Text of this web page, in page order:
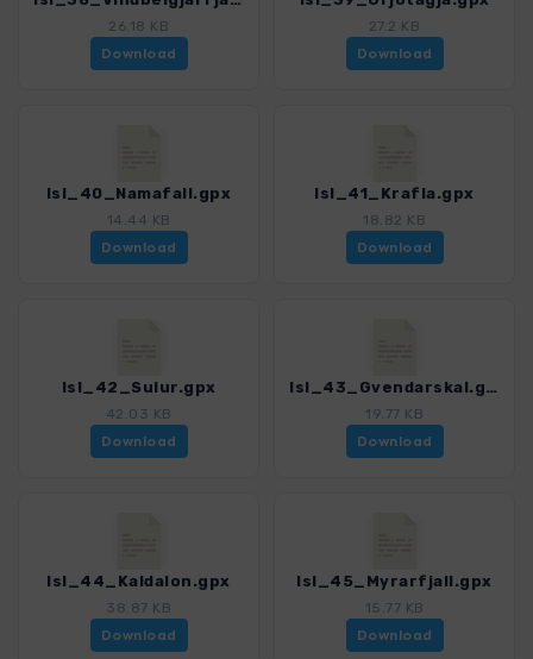
26.18 KB
Download
27.2 KB
Download
Isl_40_Namafall.gpx
14.44 KB
Download
Isl_41_Krafla.gpx
18.82 KB
Download
Isl_42_Sulur.gpx
42.03 KB
Download
Isl_43_Gvendarskal.gpx
19.77 KB
Download
Isl_44_Kaldalon.gpx
38.87 KB
Download
Isl_45_Myrarfjall.gpx
15.77 KB
Download